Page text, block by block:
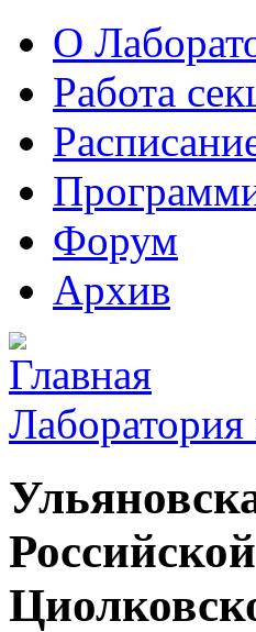
О
Работа
Форум
Архив